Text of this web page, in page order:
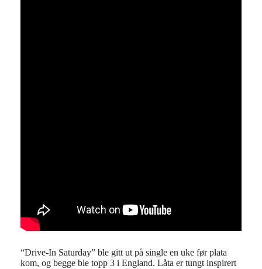
“Drive-In Saturday” ble gitt ut på single en uke før plata
kom, og begge ble topp 3 i England. Låta er tungt inspirert